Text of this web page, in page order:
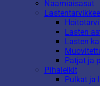
Naamiaisasut
Lasten
Lasten
Patjat ja
Pihaleikit
Pulkat ja